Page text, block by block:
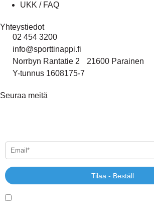
UKK / FAQ
Yhteystiedot
02 454 3200
info@sporttinappi.fi
Norrbyn Rantatie 2 21600 Parainen
Y-tunnus 1608175-7
Seuraa meitä
Tilaa - Beställ